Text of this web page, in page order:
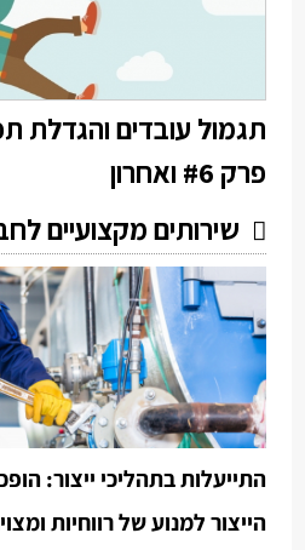
תגמול עובדים והגדלת
פרק #6 ואחרון
שירותים מקצועיים
התייעלות בתהליכי ייצור:
הייצור למנוע של רווחיות